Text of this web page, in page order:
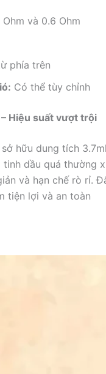
Ohm và 0.6 Ohm
phía trên
Có thể tùy chỉnh
Hiệu suất vượt trội
sở hữu dung tích
dầu quá thường
và hạn chế rò rỉ.
tiện lợi và an toàn